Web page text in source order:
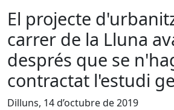
El projecte
carrer de la Lluna
després que se
contractat l'estudi
Dilluns, 14 d’octubre de 2019